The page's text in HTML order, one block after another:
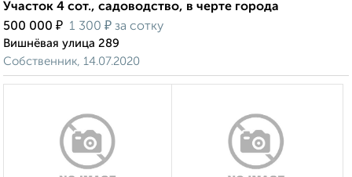
Участок 4 сот., садоводство, в черте города
500 000 ₽ 1 300 ₽ за сотку
Вишнёвая улица 289
Собственник, 14.07.2020